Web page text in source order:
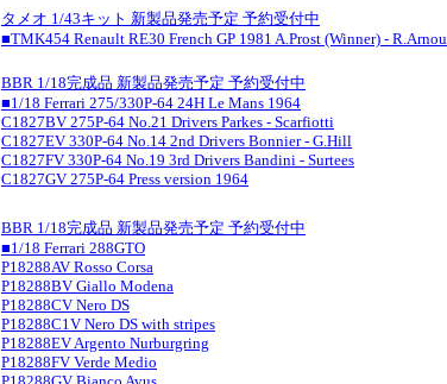
タメオ 1/43キット 新製品発売予定 予約受付中
■TMK454 Renault RE30 French GP 1981 A.Prost (Winner) -
BBR 1/18完成品 新製品発売予定 予約受付中
■1/18 Ferrari 275/330P-64 24H Le Mans 1964
C1827BV 275P-64 No.21 Drivers Parkes - Scarfiotti
C1827EV 330P-64 No.14 2nd Drivers Bonnier - G.Hill
C1827FV 330P-64 No.19 3rd Drivers Bandini - Surtees
C1827GV 275P-64 Press version 1964
BBR 1/18完成品 新製品発売予定 予約受付中
■1/18 Ferrari 288GTO
P18288AV Rosso Corsa
P18288BV Giallo Modena
P18288CV Nero DS
P18288C1V Nero DS with stripes
P18288EV Argento Nurburgring
P18288FV Verde Medio